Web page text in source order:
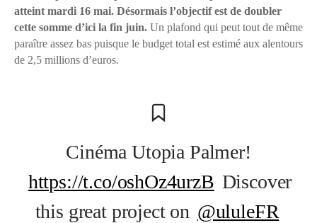
atteint mardi 16 mai. Désormais l’objectif est de doubler
cette somme d’ici la fin juin. Un plafond qui peut tout de même
paraître assez bas puisque le budget total est estimé aux alentours
de 2,5 millions d’euros.
Cinéma Utopia Palmer!
https://t.co/oshOz4urzB Discover
this great project on @ululeFR